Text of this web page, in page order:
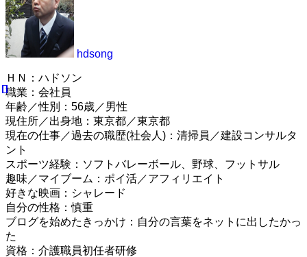
hdsong
ＨＮ：ハドソン
職業：会社員
年齢／性別：56歳／男性
現住所／出身地：東京都／東京都
現在の仕事／過去の職歴(社会人)：清掃員／建設コンサルタ
ント
スポーツ経験：ソフトバレーボール、野球、フットサル
趣味／マイブーム：ポイ活／アフィリエイト
好きな映画：シャレード
自分の性格：慎重
ブログを始めたきっかけ：自分の言葉をネットに出したかっ
た
資格：介護職員初任者研修